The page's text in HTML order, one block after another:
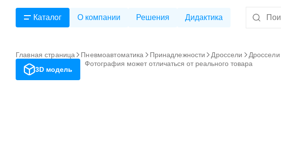
Каталог О компании Решения Дидактика
Главная страница Пневмоавтоматика Принадлежности Дроссели
3D модель
Фотография может отличаться от реального товара